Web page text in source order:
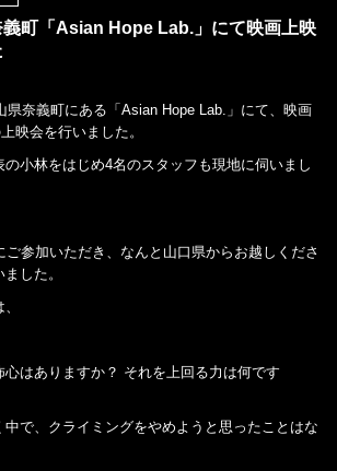
義町「Asian Hope Lab.」にて映画上映
県奈義町にある「Asian Hope Lab.」にて、映画
映会を行いました。
小林をはじめ4名のスタッフも現地に伺いまし
ご参加いただき、なんと山口県からお越しくださ
した。
心はありますか？ それを上回る力は何です
中で、クライミングをやめようと思ったことはな